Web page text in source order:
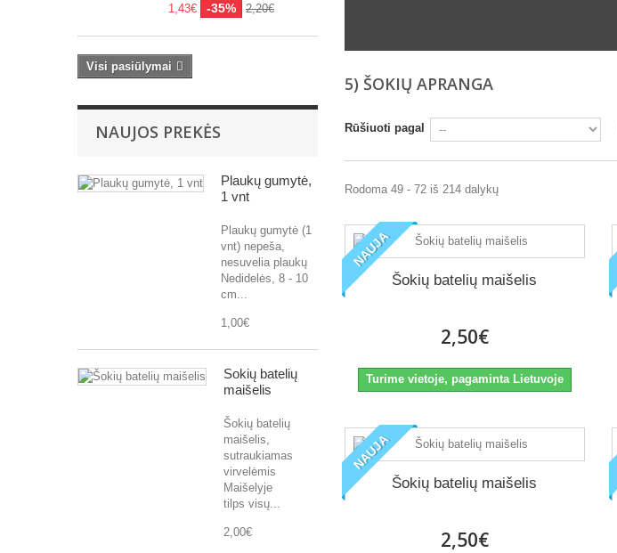
1,43€ -35% 2,20€
Visi pasiūlymai
NAUJOS PREKĖS
Plaukų gumytė,
1 vnt
Plaukų gumytė (1
vnt) nepeša,
nesuvelia plaukų
Nedidelės, 8 - 10
cm...
1,00€
Šokių batelių
maišelis
Šokių batelių
maišelis,
sutraukiamas
virvelėmis
Maišelyje
tilps visų...
2,00€
5) ŠOKIŲ APRANGA
Rūšiuoti pagal
Rodoma 49 - 72 iš 214 dalykų
NAUJA
Šokių batelių maišelis
2,50€
Turime vietoje, pagaminta Lietuvoje
NAUJA
Šokių batelių maišelis
2,50€